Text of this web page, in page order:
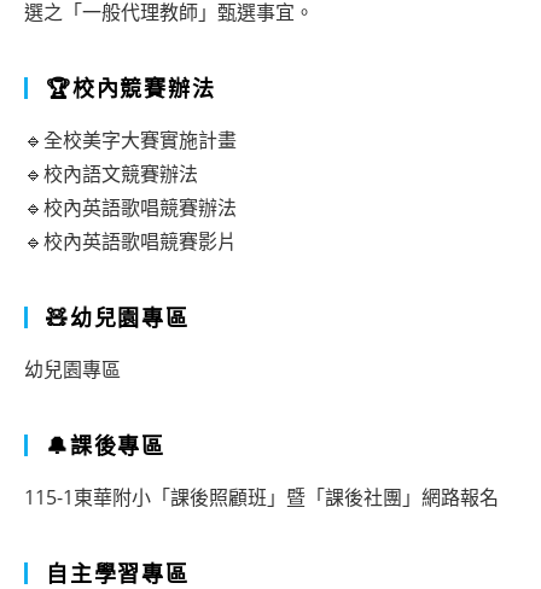
選之「一般代理教師」甄選事宜。
🏆校內競賽辦法
🔹全校美字大賽實施計畫
🔹校內語文競賽辦法
🔹校內英語歌唱競賽辦法
🔹校內英語歌唱競賽影片
🧸幼兒園專區
幼兒園專區
🔔課後專區
115-1東華附小「課後照顧班」暨「課後社團」網路報名
自主學習專區